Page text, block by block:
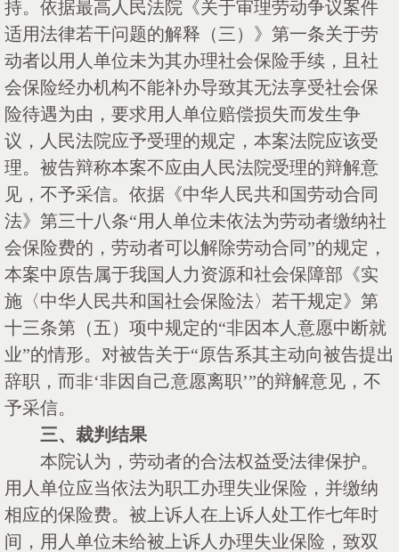
持。依据最高人民法院《关于审理劳动争议案件
适用法律若干问题的解释（三）》第一条关于劳
动者以用人单位未为其办理社会保险手续，且社
会保险经办机构不能补办导致其无法享受社会保
险待遇为由，要求用人单位赔偿损失而发生争
议，人民法院应予受理的规定，本案法院应该受
理。被告辩称本案不应由人民法院受理的辩解意
见，不予采信。依据《中华人民共和国劳动合同
法》第三十八条“用人单位未依法为劳动者缴纳社
会保险费的，劳动者可以解除劳动合同”的规定，
本案中原告属于我国人力资源和社会保障部《实
施〈中华人民共和国社会保险法〉若干规定》第
十三条第（五）项中规定的“非因本人意愿中断就
业”的情形。对被告关于“原告系其主动向被告提出
辞职，而非‘非因自己意愿离职’”的辩解意见，不
予采信。
三、裁判结果
本院认为，劳动者的合法权益受法律保护。
用人单位应当依法为职工办理失业保险，并缴纳
相应的保险费。被上诉人在上诉人处工作七年时
间，用人单位未给被上诉人办理失业保险，致双